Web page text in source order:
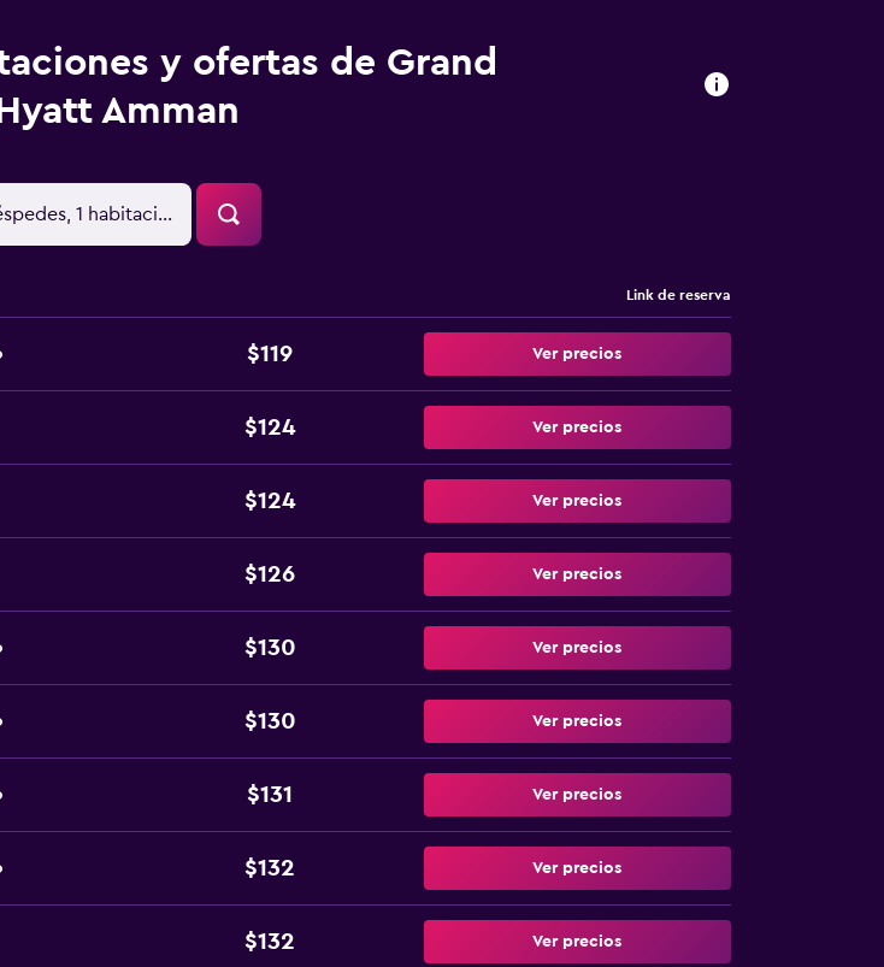
y ofertas de Grand
Amman
1 habitación
Link de reserva
$119 Ver precios
$124 Ver precios
$124 Ver precios
$126 Ver precios
$130 Ver precios
$130 Ver precios
$131 Ver precios
$132 Ver precios
$132 Ver precios